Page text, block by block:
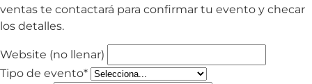
ventas te contactará para confirmar tu evento y checar
los detalles.
Website (no llenar)
Tipo de evento*